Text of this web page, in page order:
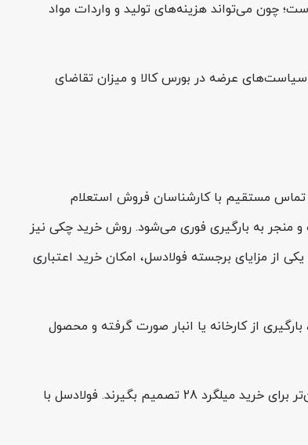
چون می‌تواند هزینه‌های تولید و واردات مواد
سیاست‌های عرضه در بورس کالا و میزان تقاضای
یا تماس مستقیم با کارشناسان فروش استعلام
منجر به بارگیری فوری می‌شود. روش خرید چکی نیز
یکی از مزایای برجسته فولادسل، امکان خرید اعتباری
از کارخانه یا انبار صورت گرفته و محصول
در نهایت لازم است اشاره کنیم که شناخت وضعیت کلی بازار و بررسی تغییرات قیمت آهن می‌تواند به خریداران کمک کند تا با دیدی روشن‌تر برای خرید میلگرد 28 تصمیم بگیرند. فولادسل با